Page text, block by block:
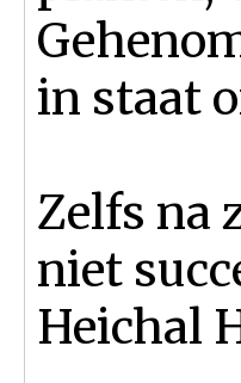
in staat
Zelfs na
niet
Heichal